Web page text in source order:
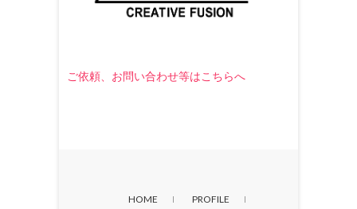
ご依頼、お問い合わせ等はこちらへ
HOME
PROFILE